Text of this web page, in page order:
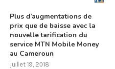
Plus d’augmentations de
prix que de baisse avec la
nouvelle tarification du
service MTN Mobile Money
au Cameroun
juillet 19, 2018